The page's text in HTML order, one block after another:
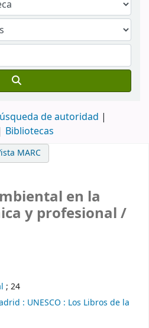
de autoridad
Bibliotecas
MARC
en la
y profesional /
; 24
: UNESCO : Los Libros de la